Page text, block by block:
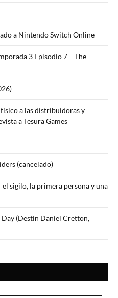
a Nintendo Switch Online
3 Episodio 7 – The
a las distribuidoras y
a Tesura Games
(cancelado)
sigilo, la primera persona y una
(Destin Daniel Cretton,